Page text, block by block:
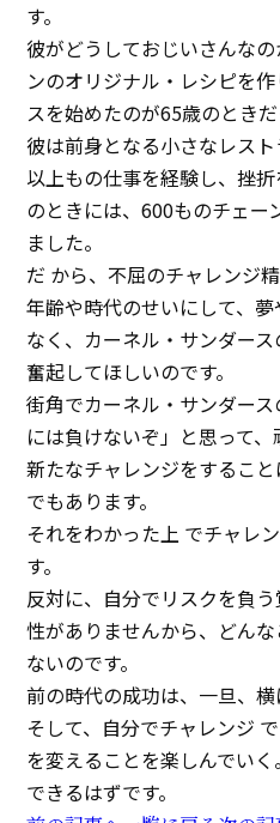
す。
彼がどうしておじいさんな
ンのオリジナル・レシピを
スを始めたのが65歳のときだ
彼は前身となる小さなレス
以上もの仕事を経験し、挫
のときには、600ものチェー
ました。
だ から、不屈のチャレンジ
年齢や時代のせいにして、
なく、カーネル・サンダー
奮起してほしいのです。
街角でカーネル・サンダー
には負けないぞ」と思って、
新たなチャレンジをするこ
でもあります。
それをわかった上 でチャレ
す。
反対に、自分でリスクを負
性がありませんから、どん
ないのです。
前の時代の成功は、一旦、横
そして、自分でチャレンジ
を変えることを楽しんでいく
できるはずです。